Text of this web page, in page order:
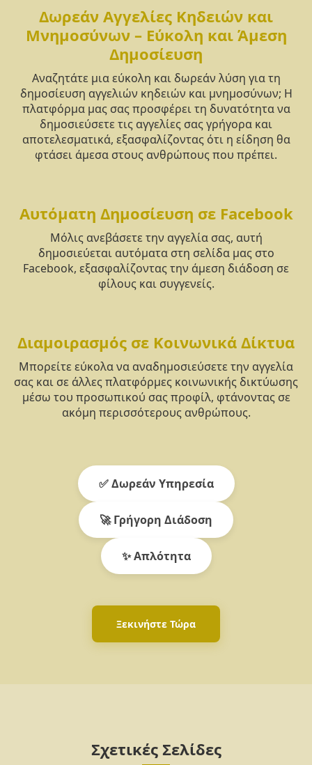
Δωρεάν Αγγελίες Κηδειών και
Μνημοσύνων – Εύκολη και Άμεση
Δημοσίευση
Αναζητάτε μια εύκολη και δωρεάν λύση για τη
δημοσίευση αγγελιών κηδειών και μνημοσύνων; Η
πλατφόρμα μας σας προσφέρει τη δυνατότητα να
δημοσιεύσετε τις αγγελίες σας γρήγορα και
αποτελεσματικά, εξασφαλίζοντας ότι η είδηση θα
φτάσει άμεσα στους ανθρώπους που πρέπει.
Αυτόματη Δημοσίευση σε Facebook
Μόλις ανεβάσετε την αγγελία σας, αυτή
δημοσιεύεται αυτόματα στη σελίδα μας στο
Facebook, εξασφαλίζοντας την άμεση διάδοση σε
φίλους και συγγενείς.
Διαμοιρασμός σε Κοινωνικά Δίκτυα
Μπορείτε εύκολα να αναδημοσιεύσετε την αγγελία
σας και σε άλλες πλατφόρμες κοινωνικής δικτύωσης
μέσω του προσωπικού σας προφίλ, φτάνοντας σε
ακόμη περισσότερους ανθρώπους.
✅ Δωρεάν Υπηρεσία
🚀 Γρήγορη Διάδοση
✨ Απλότητα
Ξεκινήστε Τώρα
Σχετικές Σελίδες